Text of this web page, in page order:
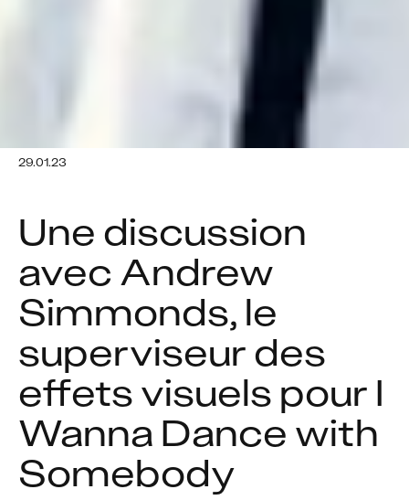
29.01.23
Une discussion
avec Andrew
Simmonds, le
superviseur des
effets visuels pour I
Wanna Dance with
Somebody